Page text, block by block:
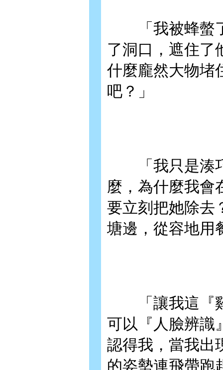
「我被蜂螫
了洞口，遮住了
什麼龐然大物堵
吧？」
「我只是湊巧
麼，為什麼我會
要立刻把她除去
塘邊，從容地用
「讓我這『雞
可以『人臉辨識
認得我，當我出
的姿勢連飛帶跑